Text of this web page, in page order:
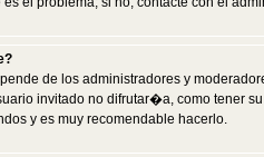
de los administradores y
invitado no difrutar�a, como tener
y es muy recomendable hacerlo.